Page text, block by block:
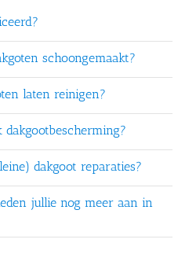
schoongemaakt?
laten reinigen?
dakgoot reparaties?
jullie nog meer aan in